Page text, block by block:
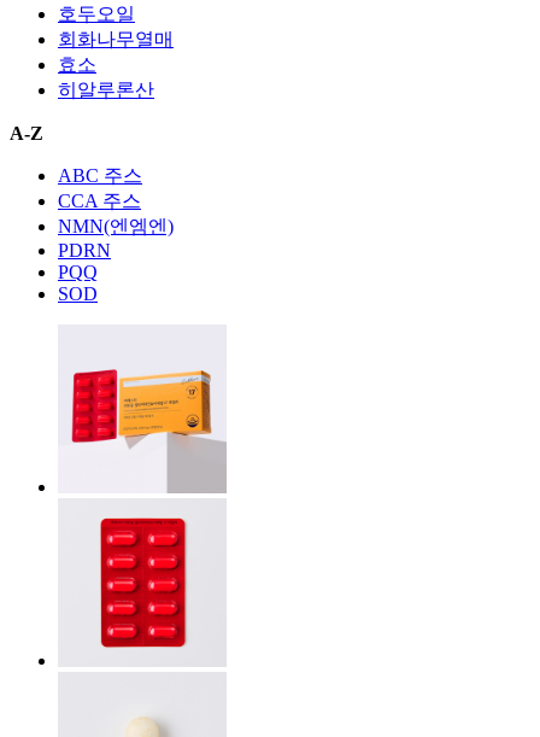
호두오일
회화나무열매
효소
히알루론산
A-Z
ABC 주스
CCA 주스
NMN(엔엠엔)
PDRN
PQQ
SOD